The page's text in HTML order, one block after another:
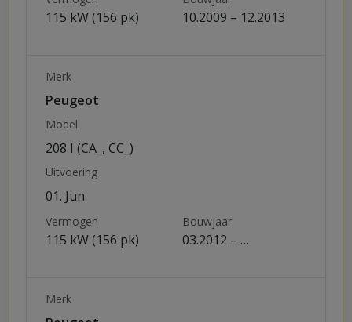
115 kW (156 pk) 10.2009 – 12.2013
Merk
Peugeot
Model
208 I (CA_, CC_)
Uitvoering
01. Jun
Vermogen
115 kW (156 pk)
Bouwjaar
03.2012 – …
Merk